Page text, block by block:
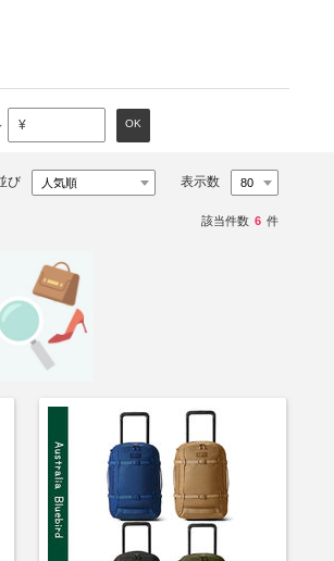
¥ OK
び 表示数
該当件数 6 件